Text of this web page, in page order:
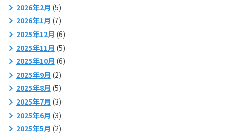
2026年2月 (5)
2026年1月 (7)
2025年12月 (6)
2025年11月 (5)
2025年10月 (6)
2025年9月 (2)
2025年8月 (5)
2025年7月 (3)
2025年6月 (3)
2025年5月 (2)